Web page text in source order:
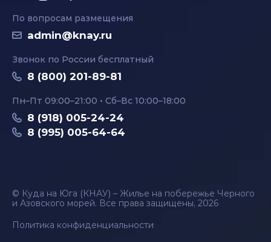
По вопросам размещения
admin@knay.ru
Звонок по России бесплатный
8 (800) 201-89-81
Пн–Пт 09:00–21:00 • Сб–Вс 10:00–18:00
8 (918) 005-24-24
8 (995) 005-64-64
© Куда на Юга (КНАУ) – Жилье на побережье Черного
и Азовского морей. Все права защищены, 2026
Политика конфиденциальности